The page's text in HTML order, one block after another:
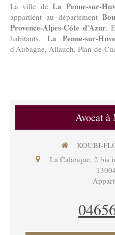
La ville deLa Penne-sur-
appartient au département
Provence-Alpes-Côte d'Azur.
habitants. La Penne-sur-
d'Aubagne, Allauch, Plan-de-
Avocat
KOUBI-
La Calanque, 2 bis